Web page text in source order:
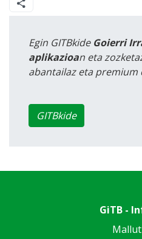
Egin GITBkide Goierri
aplikazioan eta
abantailaz eta premium
GITBkide
GiTB -